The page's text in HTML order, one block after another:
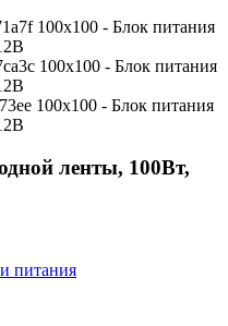
ленты, 100Вт,
питания